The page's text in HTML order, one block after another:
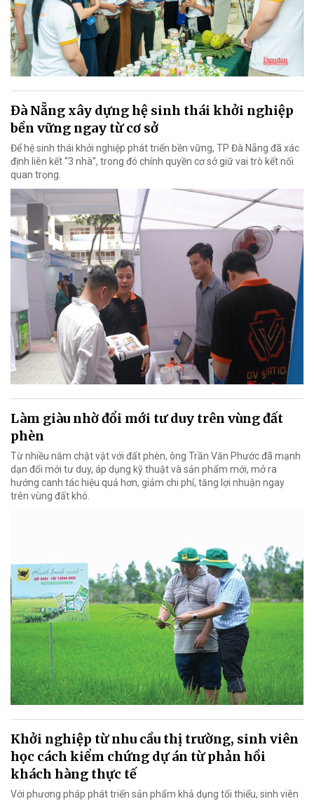
Đà Nẵng xây dựng hệ sinh thái khởi nghiệp
bền vững ngay từ cơ sở
Để hệ sinh thái khởi nghiệp phát triển bền vững, TP Đà Nẵng đã xác
định liên kết “3 nhà”, trong đó chính quyền cơ sở giữ vai trò kết nối
quan trọng.
Làm giàu nhờ đổi mới tư duy trên vùng đất
phèn
Từ nhiều năm chật vật với đất phèn, ông Trần Văn Phước đã mạnh
dạn đổi mới tư duy, áp dụng kỹ thuật và sản phẩm mới, mở ra
hướng canh tác hiệu quả hơn, giảm chi phí, tăng lợi nhuận ngay
trên vùng đất khó.
Khởi nghiệp từ nhu cầu thị trường, sinh viên
học cách kiểm chứng dự án từ phản hồi
khách hàng thực tế
Với phương pháp phát triển sản phẩm khả dụng tối thiểu, sinh viên